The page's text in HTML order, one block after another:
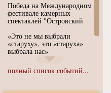
Победа на Международном
фестивале камерных
спектаклей "Островский
«Это не мы выбрали
«старуху», это «старуха»
выбрала нас»
Иммерсивный спектакль
"Язык чистого полета
полный список событий...